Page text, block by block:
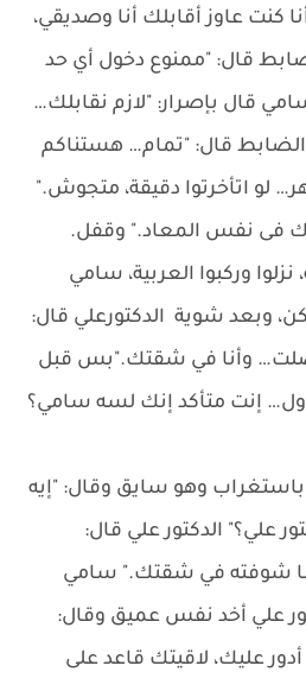
كنت عاوز أقابلك أنا وصديقي،
قال: "ممنوع دخول أي حد
قال بإصرار: "لازم نقابلك…
قال: "تمام… هستناكم
الساعة 12 الظهر… لو اتأخرتوا دقيقة، متجوش."
فى نفس المعاد." وقفل.
وركبوا العربية، سامي
وبعد شوية الدكتورعلي قال:
وأنا في شقتك."بس قبل
إنت متأكد إنك لسه سامي؟
وهو سايق وقال: "إيه
علي؟" الدكتور علي قال:
شوفته في شقتك." سامي
علي أخد نفس عميق وقال:
عليك، لاقيتك قاعد على